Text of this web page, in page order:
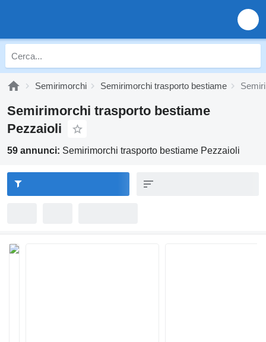
Semirimorchi Semirimorchi trasporto bestiame
Semirimorchi trasporto bestiame
Pezzaioli
59 annunci: Semirimorchi trasporto bestiame Pezzaioli